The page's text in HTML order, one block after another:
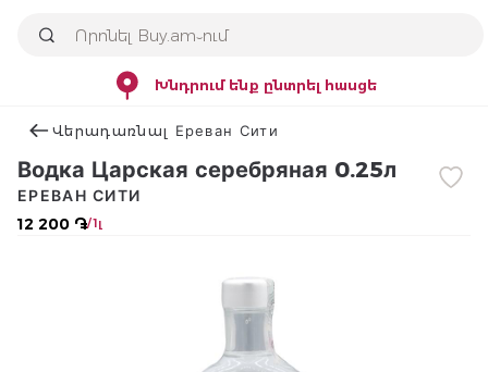
Խնդրում ենք ընտրել հասցե
Վերադառնալ Ереван Сити
Водка Царская серебряная 0.25л
12 200 ֏/ 1լ
ЕРЕВАН СИТИ